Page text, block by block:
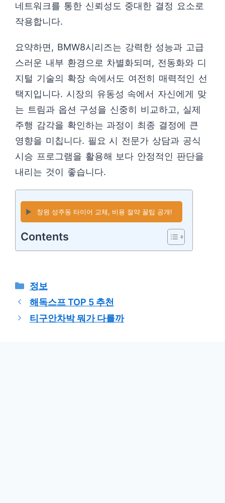
네트워크를 통한 신뢰성도 중대한 결정 요소로
작용합니다.
요약하면, BMW8시리즈는 강력한 성능과 고급
스러운 내부 환경으로 차별화되며, 전동화와 디
지털 기술의 확장 속에서도 여전히 매력적인 선
택지입니다. 시장의 유동성 속에서 자신에게 맞
는 트림과 옵션 구성을 신중히 비교하고, 실제
주행 감각을 확인하는 과정이 최종 결정에 큰
영향을 미칩니다. 필요 시 전문가 상담과 공식
시승 프로그램을 활용해 보다 안정적인 판단을
내리는 것이 좋습니다.
▶️ 창원 성주동 타이어 교체, 비용 절약 꿀팁 공개!
Contents
카
테
고
리
정보
해독스프 TOP 5 추천
티구안차박 뭐가 다를까